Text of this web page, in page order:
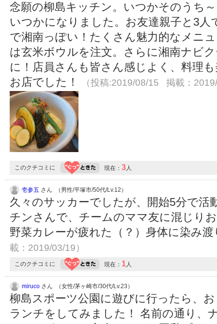
念願の柳島キッチン。いつかそのうち
いつかになりました。お友達親子と3人
で湘南っぽい！たくさん魅力的なメニ
は玄米ボウルを注文。さらに湘南ナビ
に！店員さんも皆さん感じよく、料理
お店でした！
（投稿:2019/08/15 掲載：
このクチコミに 現在： 3人
壱参五 さん （男性/平塚市/50代/Lv.12）
久々のサッカーでしたが、開始5分で
チンさんで、チームのママ友に混じり
野菜カレーが疲れた（？）身体に染み
載：2019/03/19）
このクチコミに 現在： 1人
miruco さん （女性/茅ヶ崎市/30代/Lv.23）
柳島スポーツ公園に遊びに行ったら、
ランチをしてみました！ 名前の通り、